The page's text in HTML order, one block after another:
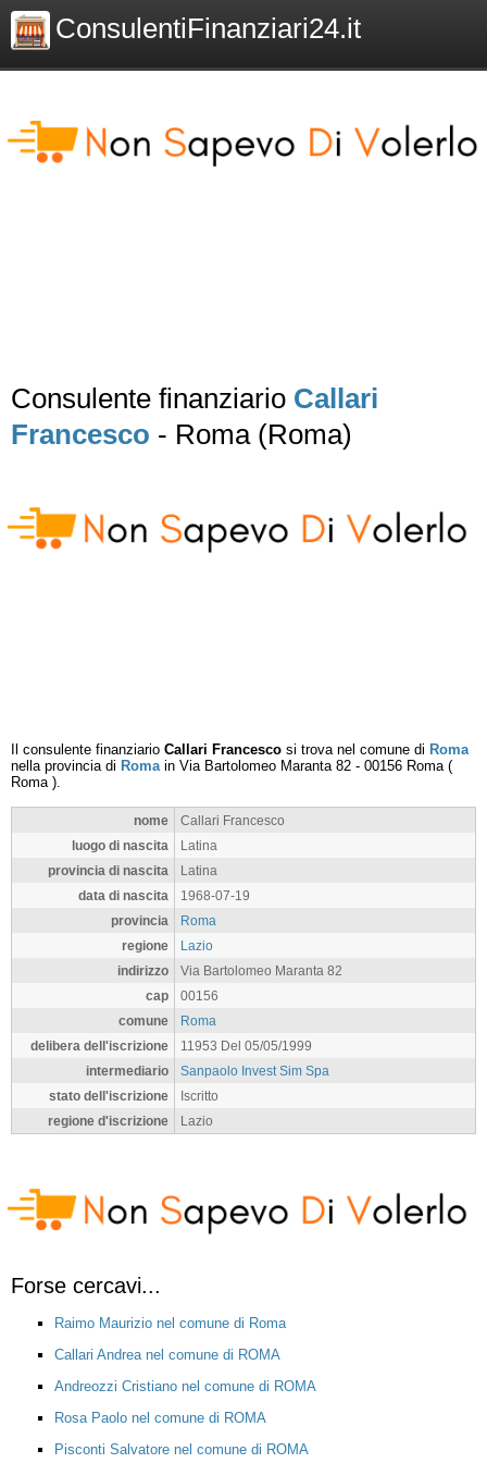
ConsulentiFinanziari24.it
Consulente finanziario Callari
Francesco - Roma (Roma)
Il consulente finanziario Callari Francesco si trova nel comune di Roma
nella provincia di Romain Via Bartolomeo Maranta 82 - 00156 Roma(
Roma).
nome
Callari Francesco
luogo di nascita
Latina
provincia di nascita
Latina
data di nascita
1968-07-19
provincia
Roma
regione
Lazio
indirizzo
Via Bartolomeo Maranta 82
cap
00156
comune
Roma
delibera dell'iscrizione
11953 Del 05/05/1999
intermediario
Sanpaolo Invest Sim Spa
stato dell'iscrizione
Iscritto
regione d'iscrizione
Lazio
Forse cercavi...
Raimo Maurizio nel comune di Roma
Callari Andrea nel comune di ROMA
Andreozzi Cristiano nel comune di ROMA
Rosa Paolo nel comune di ROMA
Pisconti Salvatore nel comune di ROMA